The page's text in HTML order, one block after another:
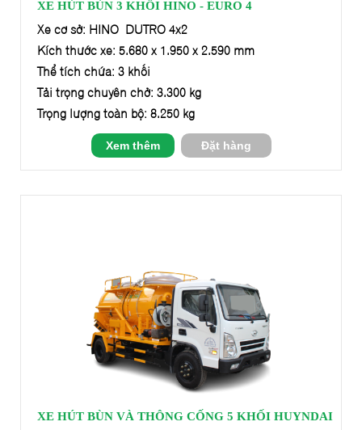
XE HÚT BÙN 3 KHỐI HINO - EURO 4
Xe cơ sở: HINO DUTRO 4x2
Kích thước xe: 5.680 x 1.950 x 2.590 mm
Thể tích chứa: 3 khối
Tải trọng chuyên chở: 3.300 kg
Trọng lượng toàn bộ: 8.250 kg
Xem thêm Đặt hàng
XE HÚT BÙN VÀ THÔNG CỐNG 5 KHỐI HUYNDAI